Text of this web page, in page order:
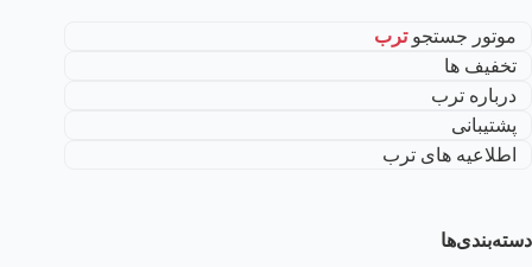
موتور جستجوترب
تخفیف ها
درباره ترب
پشتیبانی
اطلاعیه های ترب
دسته‌بندی‌ها